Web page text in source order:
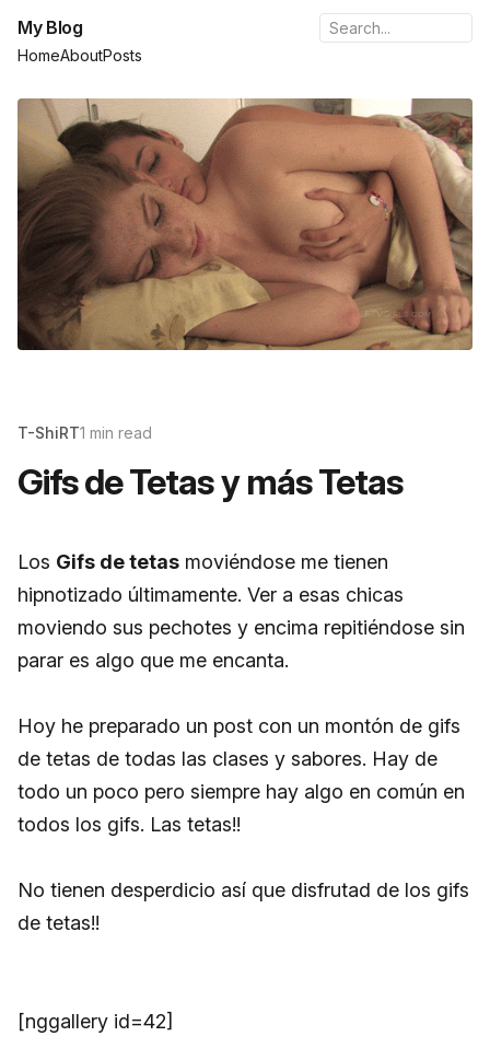
My Blog
HomeAboutPosts
T-ShiRT1 min read
Gifs de Tetas y más Tetas
Los Gifs de tetas moviéndose me tienen
hipnotizado últimamente. Ver a esas chicas
moviendo sus pechotes y encima repitiéndose sin
parar es algo que me encanta.
Hoy he preparado un post con un montón de gifs
de tetas de todas las clases y sabores. Hay de
todo un poco pero siempre hay algo en común en
todos los gifs. Las tetas!!
No tienen desperdicio así que disfrutad de los gifs
de tetas!!
[nggallery id=42]